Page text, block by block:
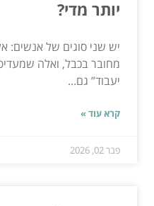
יותר מדי?
יש שני סוגים של אנשים:
מחובר בכבל, ואלה
יעבוד” גם...
קרא עוד »
פבר 02, 2026